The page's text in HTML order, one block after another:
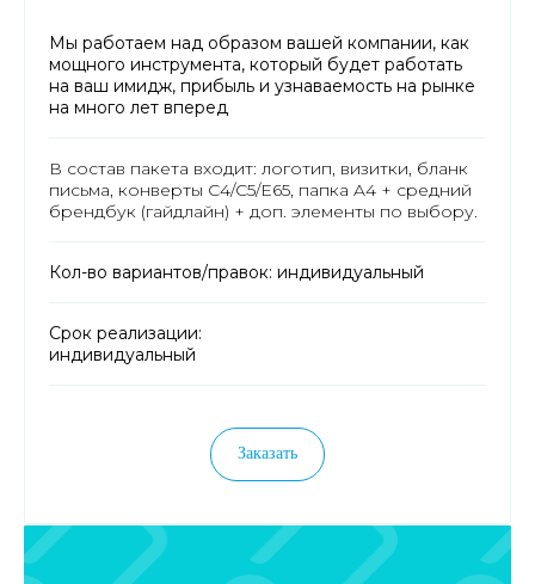
Мы работаем над образом вашей компании, как
мощного инструмента, который будет работать
на ваш имидж, прибыль и узнаваемость на рынке
на много лет вперед
В состав пакета входит: логотип, визитки, бланк
письма, конверты C4/C5/E65, папка A4 + средний
брендбук (гайдлайн) + доп. элементы по выбору.
Кол-во вариантов/правок: индивидуальный
Срок реализации:
индивидуальный
Заказать